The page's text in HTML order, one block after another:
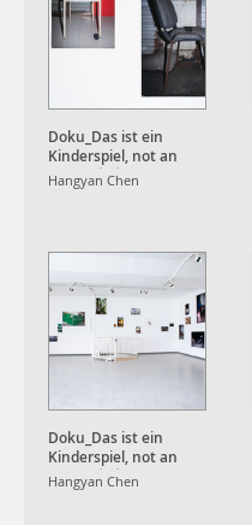
Doku_Das ist ein
Kinderspiel, not an
Apple, 也就⼋年
Hangyan Chen
Doku_Das ist ein
Kinderspiel, not an
Apple, 也就⼋年
Hangyan Chen